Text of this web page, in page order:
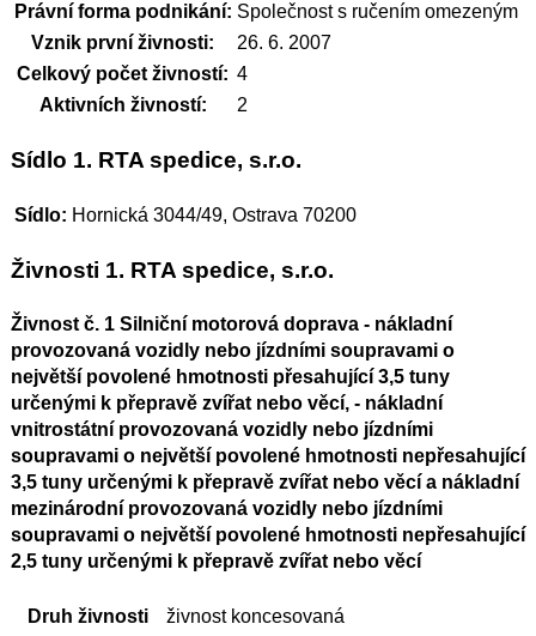
Právní forma podnikání: Společnost s ručením omezeným
Vznik první živnosti:
26. 6. 2007
Celkový počet živností: 4
Aktivních živností:
2
Sídlo 1. RTA spedice, s.r.o.
Sídlo: Hornická 3044/49, Ostrava 70200
Živnosti 1. RTA spedice, s.r.o.
Živnost č. 1 Silniční motorová doprava - nákladní
provozovaná vozidly nebo jízdními soupravami o
největší povolené hmotnosti přesahující 3,5 tuny
určenými k přepravě zvířat nebo věcí, - nákladní
vnitrostátní provozovaná vozidly nebo jízdními
soupravami o největší povolené hmotnosti nepřesahující
3,5 tuny určenými k přepravě zvířat nebo věcí a nákladní
mezinárodní provozovaná vozidly nebo jízdními
soupravami o největší povolené hmotnosti nepřesahující
2,5 tuny určenými k přepravě zvířat nebo věcí
Druh živnosti
živnost koncesovaná